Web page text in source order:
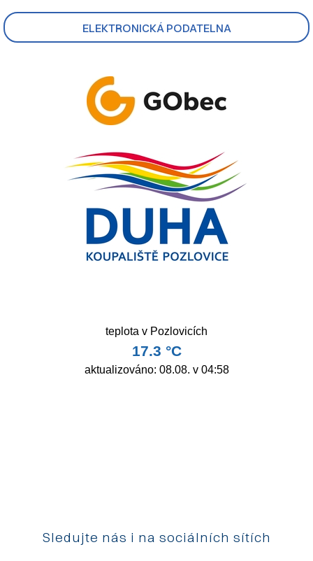
ELEKTRONICKÁ PODATELNA
Sledujte nás i na sociálních sítích